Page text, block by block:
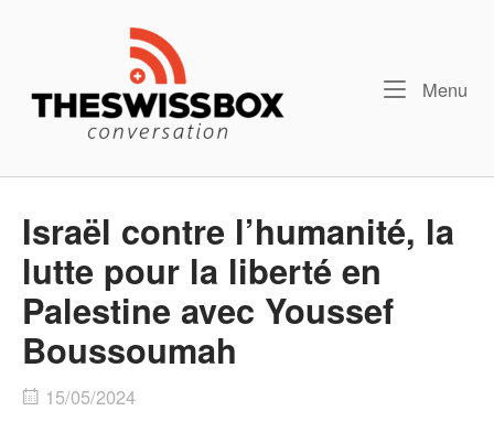
Menu
Israël contre l’humanité, la
lutte pour la liberté en
Palestine avec Youssef
Boussoumah
15/05/2024